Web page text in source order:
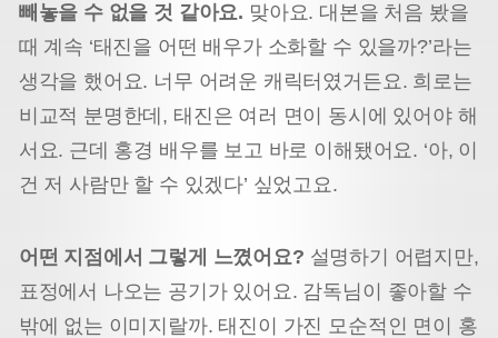
빼놓을 수 없을 것 같아요. 맞아요. 대본을 처음 봤을
때 계속 ‘태진을 어떤 배우가 소화할 수 있을까?’라는
생각을 했어요. 너무 어려운 캐릭터였거든요. 희로는
비교적 분명한데, 태진은 여러 면이 동시에 있어야 해
서요. 근데 홍경 배우를 보고 바로 이해됐어요. ‘아, 이
건 저 사람만 할 수 있겠다’ 싶었고요.
어떤 지점에서 그렇게 느꼈어요? 설명하기 어렵지만,
표정에서 나오는 공기가 있어요. 감독님이 좋아할 수
밖에 없는 이미지랄까. 태진이 가진 모순적인 면이 홍